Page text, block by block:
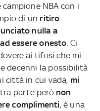
NBA con i
di un ritiro
nulla a
essere onesto . Ci
ai tifosi che mi
decenni la possibilità
città in cui vada, mi
parte però non
complimenti, è una